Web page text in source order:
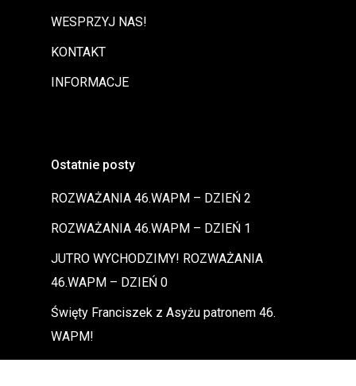
WESPRZYJ NAS!
KONTAKT
INFORMACJE
Ostatnie posty
ROZWAŻANIA 46.WAPM – DZIEŃ 2
ROZWAŻANIA 46.WAPM – DZIEŃ 1
JUTRO WYCHODZIMY! ROZWAŻANIA
46.WAPM – DZIEŃ 0
Święty Franciszek z Asyżu patronem 46.
WAPM!